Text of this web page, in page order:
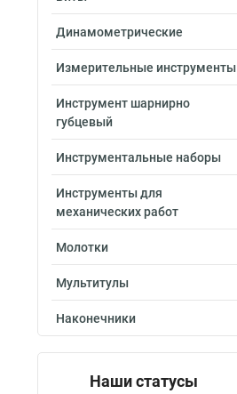
Динамометрические
Измерительные инструменты
Инструмент шарнирно
губцевый
Инструментальные наборы
Инструменты для
механических работ
Молотки
Мультитулы
Наконечники
Наши статусы